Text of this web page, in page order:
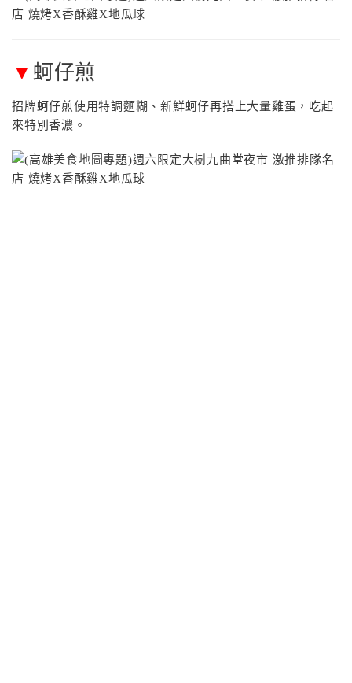
▼ 蚵仔煎
招牌蚵仔煎使用特調麵糊、新鮮蚵仔再搭上大量雞蛋，吃起
來特別香濃。